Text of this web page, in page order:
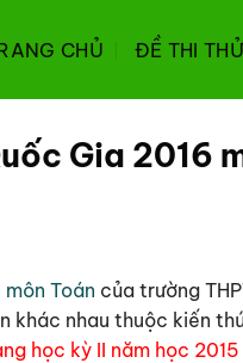
CHỦ ĐỀ THI
Gia 2016
Toán của trường
nhau thuộc kiến
học kỳ II năm học